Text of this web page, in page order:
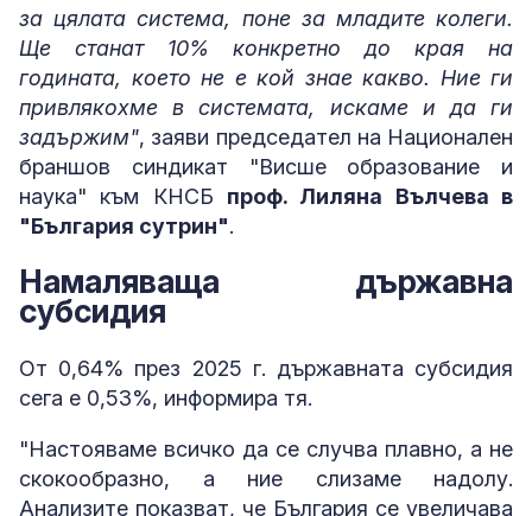
за цялата система, поне за младите колеги.
Ще станат 10% конкретно до края на
годината, което не е кой знае какво. Ние ги
привлякохме в системата, искаме и да ги
задържим", заяви председател на Национален
браншов синдикат "Висше образование и
наука" към КНСБ проф. Лиляна Вълчева в
"България сутрин".
Намаляваща държавна
субсидия
От 0,64% през 2025 г. държавната субсидия
сега е 0,53%, информира тя.
"Настояваме всичко да се случва плавно, а не
скокообразно, а ние слизаме надолу.
Анализите показват, че България се увеличава